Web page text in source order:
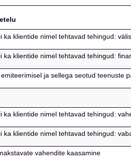
ka klientide nimel tehtavad tehingud:
ka klientide nimel tehtavad tehingud:
ja sellega seotud teenuste
ka klientide nimel tehtavad tehingud:
ka klientide nimel tehtavad tehingud:
vahendite kaasamine